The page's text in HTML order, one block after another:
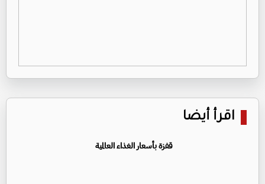
اقرأ أيضا
قفزة بأسعار الغذاء العالمية